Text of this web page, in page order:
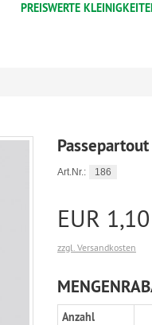
PREISWERTE
Art.Nr.: 186
EUR
zzgl. Versandkosten
Anzahl